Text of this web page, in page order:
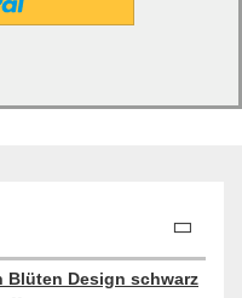
Blüten Design schwarz